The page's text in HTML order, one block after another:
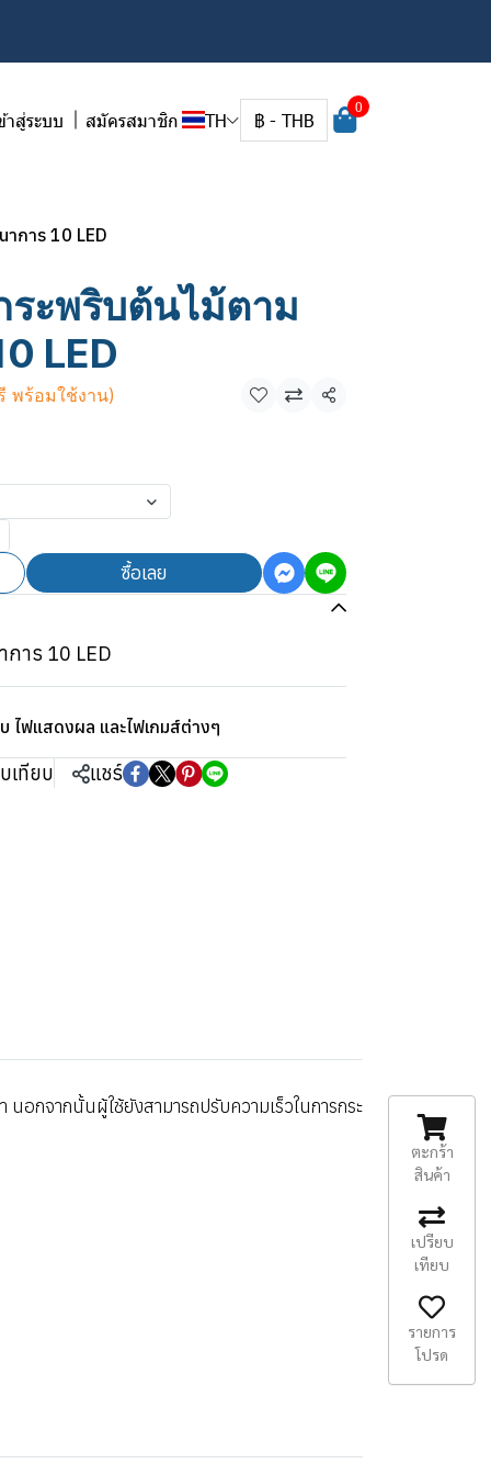
าสู่ระบบ สมัครสมาชิก TH ฿ - THB
0
การ 10 LED
ระพริบต้นไม้ตาม
LED
พร้อมใช้งาน) แชร์
ซื้อเลย
การ 10 LED
ไฟแสดงผล และไฟเกมส์ต่างๆ
เทียบ แชร์
อกจากนั้นผู้ใช้ยังสามารถปรับความเร็วในการกระ
ตะกร้า
สินค้า
เปรียบ
เทียบ
รายการ
โปรด